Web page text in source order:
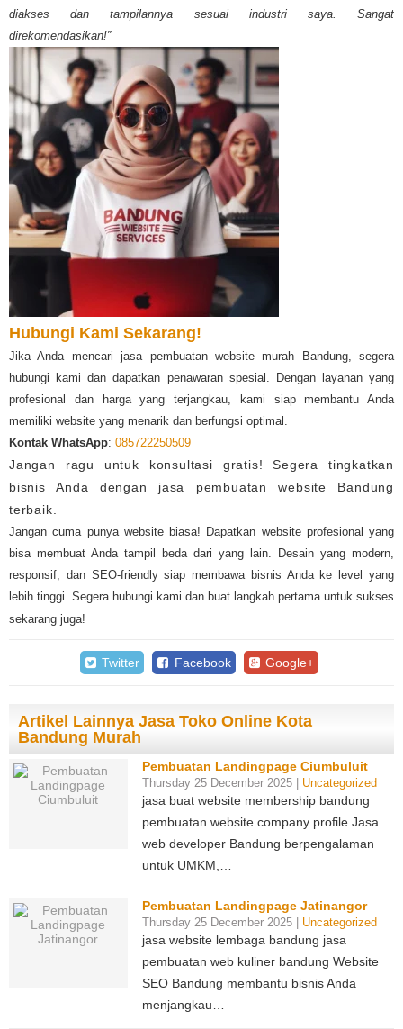
diakses dan tampilannya sesuai industri saya. Sangat
direkomendasikan!”
Hubungi Kami Sekarang!
Jika Anda mencari jasa pembuatan website murah Bandung, segera
hubungi kami dan dapatkan penawaran spesial. Dengan layanan yang
profesional dan harga yang terjangkau, kami siap membantu Anda
memiliki website yang menarik dan berfungsi optimal.
Kontak WhatsApp: 085722250509
Jangan ragu untuk konsultasi gratis! Segera tingkatkan
bisnis Anda dengan jasa pembuatan website Bandung
terbaik.
Jangan cuma punya website biasa! Dapatkan website profesional yang
bisa membuat Anda tampil beda dari yang lain. Desain yang modern,
responsif, dan SEO-friendly siap membawa bisnis Anda ke level yang
lebih tinggi. Segera hubungi kami dan buat langkah pertama untuk sukses
sekarang juga!
Twitter Facebook Google+
Artikel Lainnya Jasa Toko Online Kota
Bandung Murah
Pembuatan Landingpage Ciumbuluit
Thursday 25 December 2025 | Uncategorized
jasa buat website membership bandung
pembuatan website company profile Jasa
web developer Bandung berpengalaman
untuk UMKM,…
Pembuatan Landingpage Jatinangor
Thursday 25 December 2025 | Uncategorized
jasa website lembaga bandung jasa
pembuatan web kuliner bandung Website
SEO Bandung membantu bisnis Anda
menjangkau…